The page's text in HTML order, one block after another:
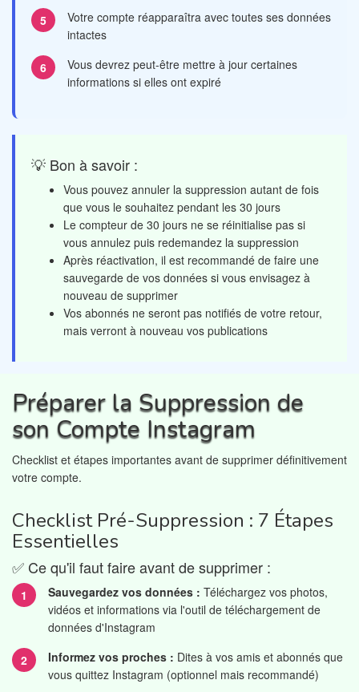
Votre compte réapparaîtra avec toutes ses données
intactes
Vous devrez peut-être mettre à jour certaines
informations si elles ont expiré
💡 Bon à savoir :
Vous pouvez annuler la suppression autant de fois
que vous le souhaitez pendant les 30 jours
Le compteur de 30 jours ne se réinitialise pas si
vous annulez puis redemandez la suppression
Après réactivation, il est recommandé de faire une
sauvegarde de vos données si vous envisagez à
nouveau de supprimer
Vos abonnés ne seront pas notifiés de votre retour,
mais verront à nouveau vos publications
Préparer la Suppression de
son Compte Instagram
Checklist et étapes importantes avant de supprimer définitivement
votre compte.
Checklist Pré-Suppression : 7 Étapes
Essentielles
✅ Ce qu'il faut faire avant de supprimer :
Sauvegardez vos données : Téléchargez vos photos,
vidéos et informations via l'outil de téléchargement de
données d'Instagram
Informez vos proches : Dites à vos amis et abonnés que
vous quittez Instagram (optionnel mais recommandé)